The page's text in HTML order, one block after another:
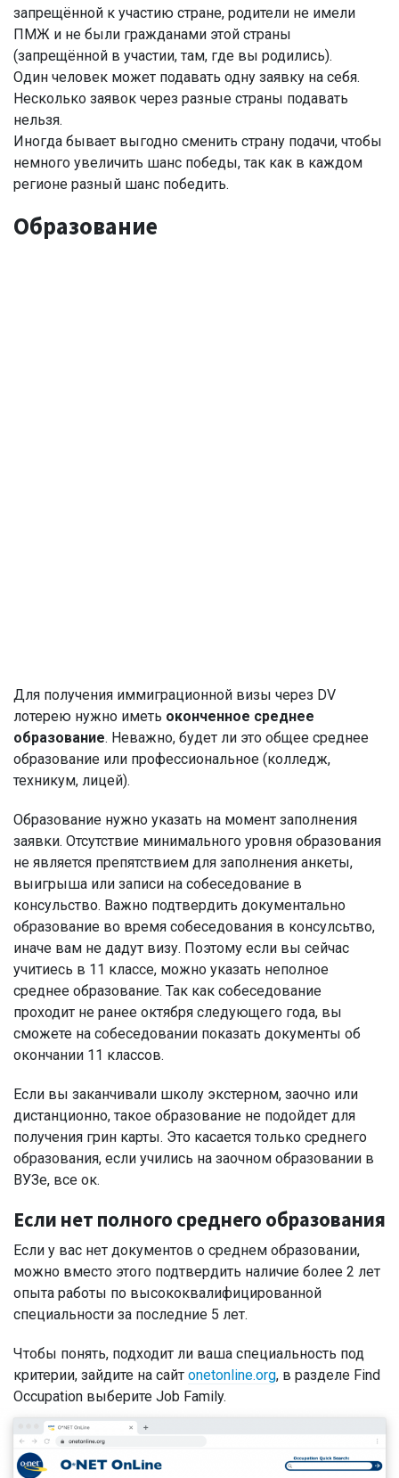
запрещённой к участию стране, родители не имели
ПМЖ и не были гражданами этой страны
(запрещённой в участии, там, где вы родились).
Один человек может подавать одну заявку на себя.
Несколько заявок через разные страны подавать
нельзя.
Иногда бывает выгодно сменить страну подачи, чтобы
немного увеличить шанс победы, так как в каждом
регионе разный шанс победить.
Образование
Для получения иммиграционной визы через DV
лотерею нужно иметь оконченное среднее
образование. Неважно, будет ли это общее среднее
образование или профессиональное (колледж,
техникум, лицей).
Образование нужно указать на момент заполнения
заявки. Отсутствие минимального уровня образования
не является препятствием для заполнения анкеты,
выигрыша или записи на собеседование в
консульство. Важно подтвердить документально
образование во время собеседования в консулсьтво,
иначе вам не дадут визу. Поэтому если вы сейчас
учитиесь в 11 классе, можно указать неполное
среднее образование. Так как собеседование
проходит не ранее октября следующего года, вы
сможете на собеседовании показать документы об
окончании 11 классов.
Если вы заканчивали школу экстерном, заочно или
дистанционно, такое образование не подойдет для
получения грин карты. Это касается только среднего
образования, если учились на заочном образовании в
ВУЗе, все ок.
Если нет полного среднего образования
Если у вас нет документов о среднем образовании,
можно вместо этого подтвердить наличие более 2 лет
опыта работы по высококвалифицированной
специальности за последние 5 лет.
Чтобы понять, подходит ли ваша специальность под
критерии, зайдите на сайт onetonline.org, в разделе Find
Occupation выберите Job Family.